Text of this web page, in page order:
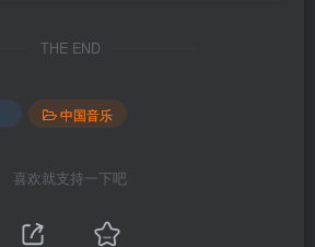
THE END
中国音乐
喜欢就支持一下吧